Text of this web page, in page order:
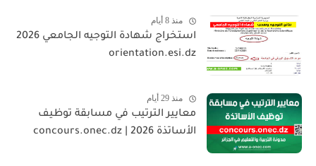
منذ 8 أيام
استخراج شهادة التوجيه الجامعي 2026
orientation.esi.dz
منذ 29 أيام
معايير الترتيب في مسابقة توظيف
الأساتذة 2026 | concours.onec.dz